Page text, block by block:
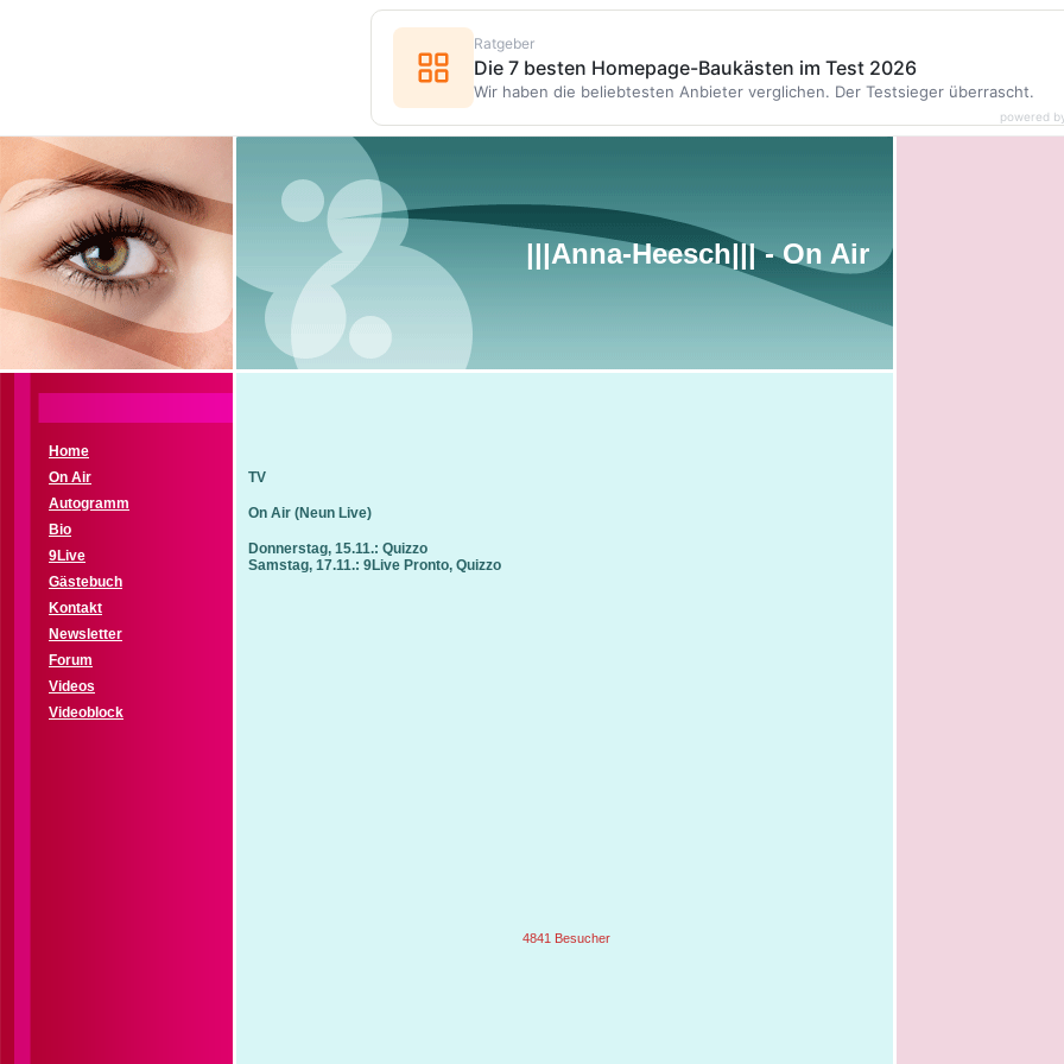
|||Anna-Heesch||| - On Air
Home
On Air
Autogramm
Bio
9Live
Gästebuch
Kontakt
Newsletter
Forum
Videos
Videoblock
TV
On Air (Neun Live)
Donnerstag, 15.11.: Quizzo
Samstag, 17.11.: 9Live Pronto, Quizzo
4841 Besucher
Ratgeber
Die 7 besten Homepage-Baukästen im Test 2026
Wir haben die beliebtesten Anbieter verglichen. Der Testsieger überrascht.
powered